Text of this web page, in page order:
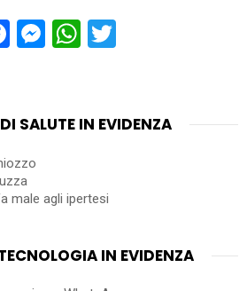
Facebook
Messenger
WhatsApp
SALUTE IN EVIDENZA
male agli ipertesi
IN EVIDENZA